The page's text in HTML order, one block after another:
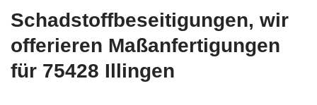
Schadstoffbeseitigungen, wir
offerieren Maßanfertigungen
für 75428 Illingen